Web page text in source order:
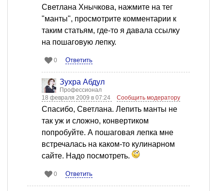
Светлана Хнычкова, нажмите на тег
"манты", просмотрите комментарии к
таким статьям, где-то я давала ссылку
на пошаговую лепку.
0 Ответить
Зухра Абдул
Профессионал
18 февраля 2009 в 07:24
Сообщить модератору
Спасибо, Светлана. Лепить манты не
так уж и сложно, конвертиком
попробуйте. А пошаговая лепка мне
встречалась на каком-то кулинарном
сайте. Надо посмотреть.
0 Ответить